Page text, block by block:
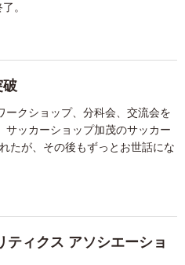
。
破
ークショップ、分科会、交流会を
サッカーショップ加茂のサッカー
たが、その後もずっとお世話にな
ティクス アソシエーショ